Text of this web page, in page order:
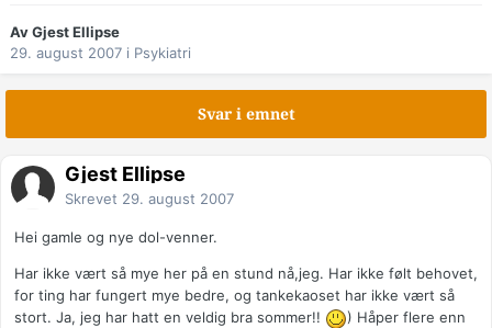
Av Gjest Ellipse
29. august 2007 i Psykiatri
Svar i emnet
Gjest Ellipse
Skrevet 29. august 2007
Hei gamle og nye dol-venner.
Har ikke vært så mye her på en stund nå,jeg. Har ikke følt behovet,
for ting har fungert mye bedre, og tankekaoset har ikke vært så
stort. Ja, jeg har hatt en veldig bra sommer!!
) Håper flere enn